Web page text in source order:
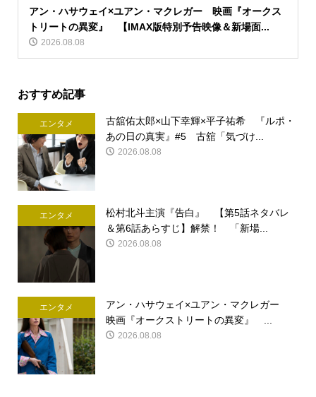
アン・ハサウェイ×ユアン・マクレガー 映画『オークス
トリートの異変』 【IMAX版特別予告映像＆新場面...
2026.08.08
おすすめ記事
エンタメ
古舘佑太郎×山下幸輝×平子祐希 『ルポ・
あの日の真実』#5 古舘「気づけ...
2026.08.08
エンタメ
松村北斗主演『告白』 【第5話ネタバレ
＆第6話あらすじ】解禁！ 「新場...
2026.08.08
エンタメ
アン・ハサウェイ×ユアン・マクレガー
映画『オークストリートの異変』 ...
2026.08.08